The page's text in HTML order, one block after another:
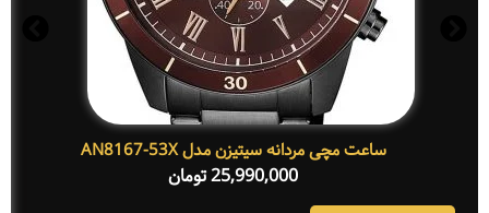
ساعت مچی مردانه سیتیزن مدل AN8167-53X
25,990,000تومان